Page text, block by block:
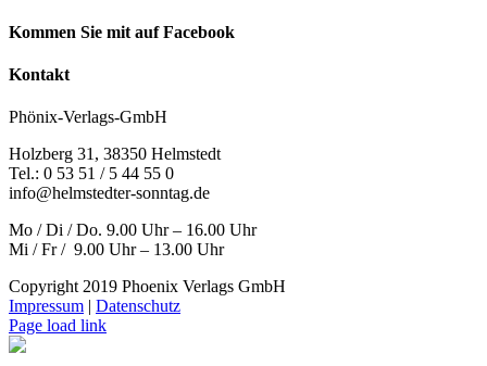
Kommen Sie mit auf Facebook
Kontakt
Phönix-Verlags-GmbH
Holzberg 31, 38350 Helmstedt
Tel.: 0 53 51 / 5 44 55 0
info@helmstedter-sonntag.de
Mo / Di / Do. 9.00 Uhr – 16.00 Uhr
Mi / Fr / 9.00 Uhr – 13.00 Uhr
Copyright 2019 Phoenix Verlags GmbH
Impressum | Datenschutz
Page load link